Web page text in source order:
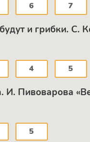
6 7
и грибки. С.
4 5
И. Пивоварова
5